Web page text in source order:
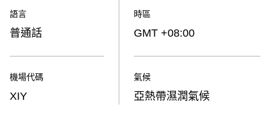
語言
普通話
機場代碼
XIY
時區
GMT +08:00
氣候
亞熱帶濕潤氣候